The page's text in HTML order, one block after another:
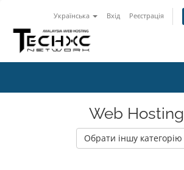
Українська Вхід Реєстрація
Web Hosting
Обрати іншу категорію